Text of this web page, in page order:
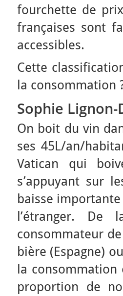
fourchette de
françaises sont
accessibles.
Cette
la consommation
Sophie
On boit du vin
ses 45L/an/
Vatican qui
s’appuyant sur
baisse
l’étranger.
consommateur
bière (Espagne)
la
proportion de